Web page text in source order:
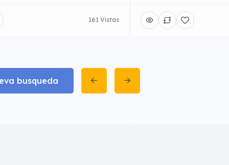
161 Vistas
busqueda